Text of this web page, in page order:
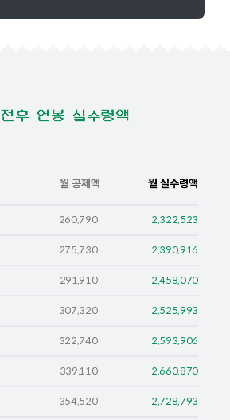
전후 연봉 실수령액
월 공제액 월 실수령액
260,790 2,322,523
275,730 2,390,916
291,910 2,458,070
307,320 2,525,993
322,740 2,593,906
339,110 2,660,870
354,520 2,728,793